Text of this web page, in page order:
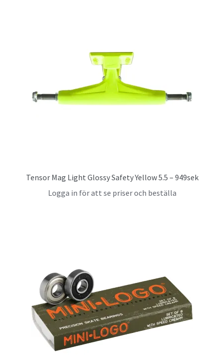
Tensor Mag Light Glossy Safety Yellow 5.5 – 949sek
Logga in för att se priser och beställa